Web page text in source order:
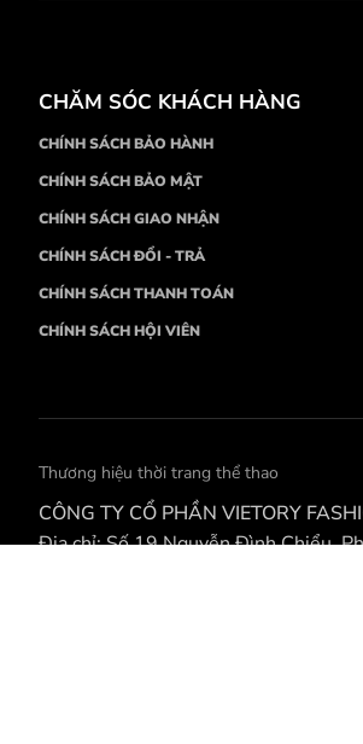
CHĂM SÓC KHÁCH HÀNG
CHÍNH SÁCH BẢO HÀNH
CHÍNH SÁCH BẢO MẬT
CHÍNH SÁCH GIAO NHẬN
CHÍNH SÁCH ĐỔI - TRẢ
CHÍNH SÁCH THANH TOÁN
CHÍNH SÁCH HỘI VIÊN
Thương hiệu thời trang thể thao
CÔNG TY CỔ PHẦN VIETORY
Địa chỉ: Số 19 Nguyễn Đình Chiểu,